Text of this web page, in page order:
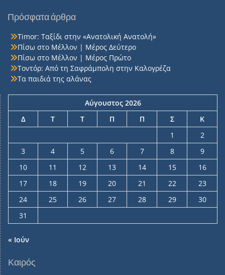
Πρόσφατα άρθρα
Timor: Ταξίδι στην «Ανατολική Ανατολή»
Πίσω στο Μέλλον | Μέρος Δεύτερο
Πίσω στο Μέλλον | Μέρος Πρώτο
Τοντόρ: Από τη Σαφράμπολη στην Καλογρέζα
Τα παιδιά της αλάνας
Αύγουστος 2026
Δ
Τ Τ Π Π Σ
Κ
1
2
3
4 5 6 7 8
9
10
11 12 13 14 15
16
17
18 19 20 21 22
23
24
25 26 27 28 29
30
31
« Ιούν
Καιρός